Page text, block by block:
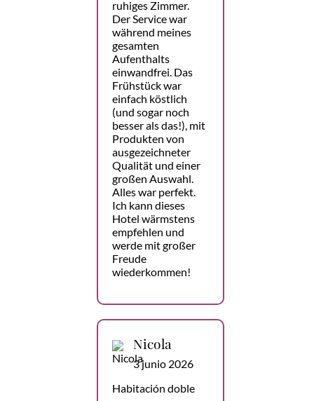
ruhiges Zimmer.
Der Service war
während meines
gesamten
Aufenthalts
einwandfrei. Das
Frühstück war
einfach köstlich
(und sogar noch
besser als das!), mit
Produkten von
ausgezeichneter
Qualität und einer
großen Auswahl.
Alles war perfekt.
Ich kann dieses
Hotel wärmstens
empfehlen und
werde mit großer
Freude
wiederkommen!
Nicola
3 junio 2026
Habitación doble